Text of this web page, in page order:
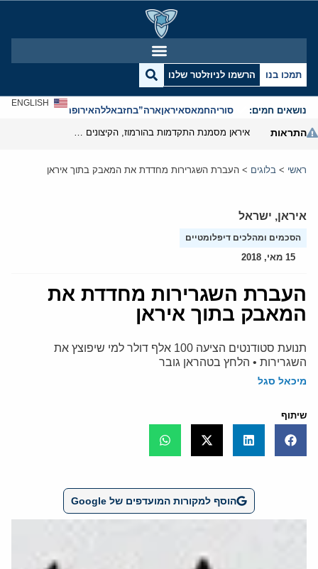
תמכו בנו הרשמו לניוזלטר שלנו
נושאים חמים: סוריהחמאסאיראןארה”בחזבאללהאירופהאנטישמיות
ENGLISH
התראות
ראשי > בלוגים > העברת השגרירות מחדדת את המאבק בתוך איראן
איראן, ישראל
הסכמים ומהלכים דיפלומטיים
15 מאי, 2018
העברת השגרירות מחדדת את
המאבק בתוך איראן
תנועת סטודנטים הציעה 100 אלף דולר למי שיפוצץ את
השגרירות • הלחץ בטהראן גובר
מיכאל סגל
שיתוף
הוסף למקורות המועדפים של Google